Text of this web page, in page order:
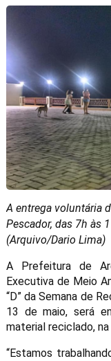
A entrega voluntária
Pescador, das 7h às
(Arquivo/Dario Lima)
A Prefeitura de
Executiva de Meio
“D” da Semana de
13 de maio, será
material reciclado,
“Estamos